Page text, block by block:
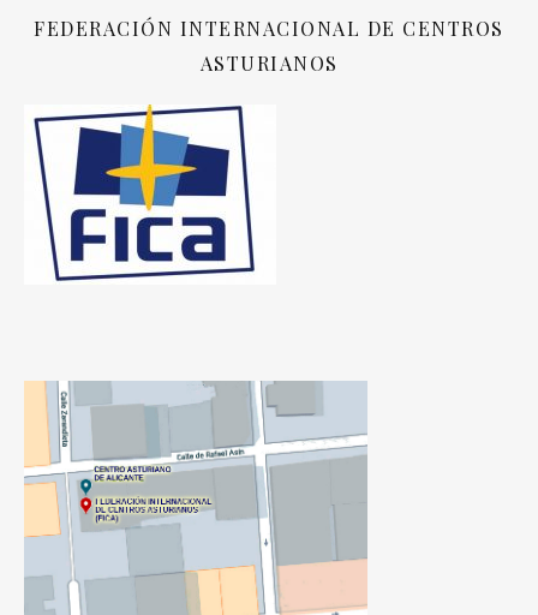
FEDERACIÓN INTERNACIONAL DE CENTROS
ASTURIANOS